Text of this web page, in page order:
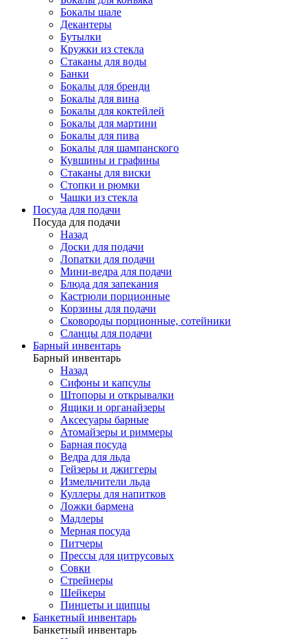
Бокалы шале
Декантеры
Бутылки
Кружки из стекла
Стаканы для воды
Банки
Бокалы для бренди
Бокалы для вина
Бокалы для коктейлей
Бокалы для мартини
Бокалы для пива
Бокалы для шампанского
Кувшины и графины
Стаканы для виски
Стопки и рюмки
Чашки из стекла
Посуда для подачи
Посуда для подачи
Назад
Доски для подачи
Лопатки для подачи
Мини-ведра для подачи
Блюда для запекания
Кастрюли порционные
Корзины для подачи
Сковороды порционные, сотейники
Сланцы для подачи
Барный инвентарь
Барный инвентарь
Назад
Сифоны и капсулы
Штопоры и открывалки
Ящики и органайзеры
Аксесуары барные
Атомайзеры и риммеры
Барная посуда
Ведра для льда
Гейзеры и джиггеры
Измельчители льда
Куллеры для напитков
Ложки бармена
Мадлеры
Мерная посуда
Питчеры
Прессы для цитрусовых
Совки
Стрейнеры
Шейкеры
Пинцеты и щипцы
Банкетный инвентарь
Банкетный инвентарь